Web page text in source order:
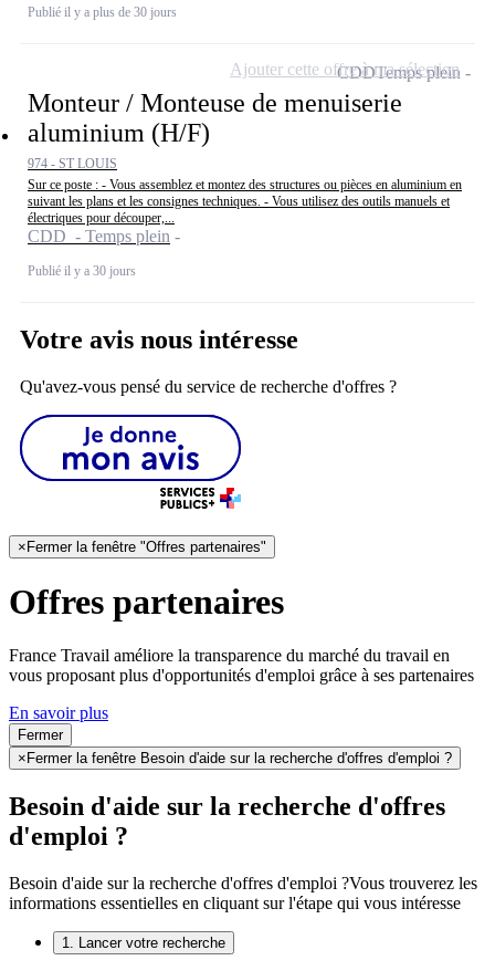
Publié il y a plus de 30 jours
Monteur / Monteuse de menuiserie
aluminium (H/F)
974 - ST LOUIS
Sur ce poste : - Vous assemblez et montez des structures ou pièces en aluminium en
suivant les plans et les consignes techniques. - Vous utilisez des outils manuels et
électriques pour découper,...
CDD - Temps plein
Publié il y a 30 jours
CDDTemps plein
Ajouter cette offre à ma sélection
Votre avis nous intéresse
Qu'avez-vous pensé du service de recherche d'offres ?
×Fermer la fenêtre "Offres partenaires"
Offres partenaires
France Travail améliore la transparence du marché du travail en
vous proposant plus d'opportunités d'emploi grâce à ses partenaires
En savoir plus
Fermer
× Fermer la fenêtre Besoin d'aide sur la recherche d'offres d'emploi ?
Besoin d'aide sur la recherche d'offres
d'emploi ?
Besoin d'aide sur la recherche d'offres d'emploi ?Vous trouverez les
informations essentielles en cliquant sur l'étape qui vous intéresse
1. Lancer votre recherche